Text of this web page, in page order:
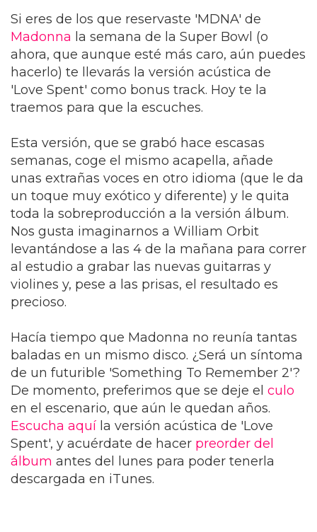
Si eres de los que reservaste 'MDNA' de
Madonna la semana de la Super Bowl (o
ahora, que aunque esté más caro, aún puedes
hacerlo) te llevarás la versión acústica de
'Love Spent' como bonus track. Hoy te la
traemos para que la escuches.
Esta versión, que se grabó hace escasas
semanas, coge el mismo acapella, añade
unas extrañas voces en otro idioma (que le da
un toque muy exótico y diferente) y le quita
toda la sobreproducción a la versión álbum.
Nos gusta imaginarnos a William Orbit
levantándose a las 4 de la mañana para correr
al estudio a grabar las nuevas guitarras y
violines y, pese a las prisas, el resultado es
precioso.
Hacía tiempo que Madonna no reunía tantas
baladas en un mismo disco. ¿Será un síntoma
de un futurible 'Something To Remember 2'?
De momento, preferimos que se deje el culo
en el escenario, que aún le quedan años.
Escucha aquí la versión acústica de 'Love
Spent', y acuérdate de hacer preorder del
álbum antes del lunes para poder tenerla
descargada en iTunes.